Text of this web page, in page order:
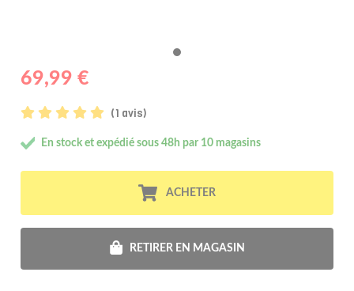
69,99 €
(1 avis)
En stock et expédié sous 48h par 10 magasins
ACHETER
RETIRER EN MAGASIN